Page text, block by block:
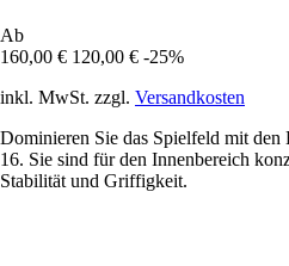
Ab
160,00 € 120,00 € -25%
inkl. MwSt. zzgl. Versandkosten
Dominieren Sie das Spielfeld mit den
16. Sie sind für den Innenbereich
Stabilität und Griffigkeit.